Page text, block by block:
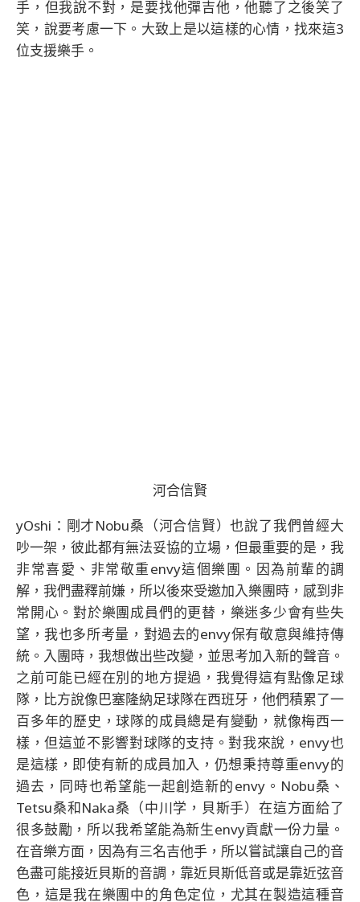
手，但我說不對，是要找他彈吉他，他聽了之後笑了
笑，說要考慮一下。大致上是以這樣的心情，找來這3
位支援樂手。
河合信賢
yOshi：剛才Nobu桑（河合信賢）也說了我們曾經大
吵一架，彼此都有無法妥協的立場，但最重要的是，我
非常喜愛、非常敬重envy這個樂團。因為前輩的調
解，我們盡釋前嫌，所以後來受邀加入樂團時，感到非
常開心。對於樂團成員們的更替，樂迷多少會有些失
望，我也多所考量，對過去的envy保有敬意與維持傳
統。入團時，我想做出些改變，並思考加入新的聲音。
之前可能已經在別的地方提過，我覺得這有點像足球
隊，比方說像巴塞隆納足球隊在西班牙，他們積累了一
百多年的歷史，球隊的成員總是有變動，就像梅西一
樣，但這並不影響對球隊的支持。對我來說，envy也
是這樣，即使有新的成員加入，仍想秉持尊重envy的
過去，同時也希望能一起創造新的envy。Nobu桑、
Tetsu桑和Naka桑（中川学，貝斯手）在這方面給了
很多鼓勵，所以我希望能為新生envy貢獻一份力量。
在音樂方面，因為有三名吉他手，所以嘗試讓自己的音
色盡可能接近貝斯的音調，靠近貝斯低音或是靠近弦音
色，這是我在樂團中的角色定位，尤其在製造這種音